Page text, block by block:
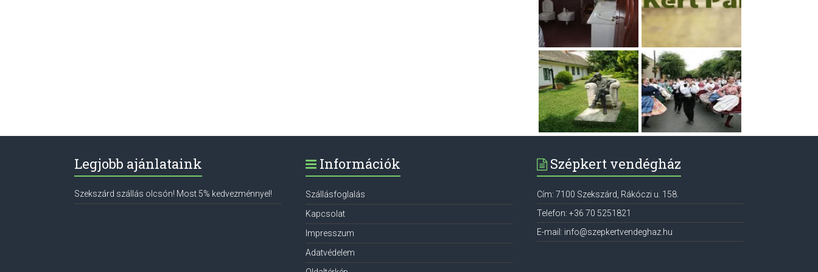
Legjobb ajánlataink
Szekszárd szállás olcsón! Most 5% kedvezménnyel!
Információk
Szállásfoglalás
Kapcsolat
Impresszum
Adatvédelem
Szépkert vendégház
Cím: 7100 Szekszárd Rákóczi u. 158.
Telefon:+36 70 5251821
E-mail: info@szepkertvendeghaz.hu